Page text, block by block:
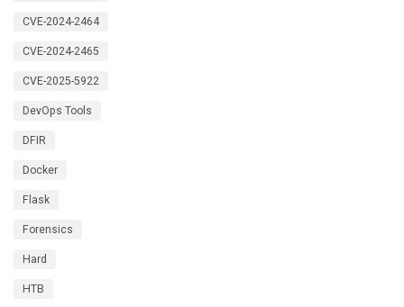
CVE-2024-2464
CVE-2024-2465
CVE-2025-5922
DevOps Tools
DFIR
Docker
Flask
Forensics
Hard
HTB